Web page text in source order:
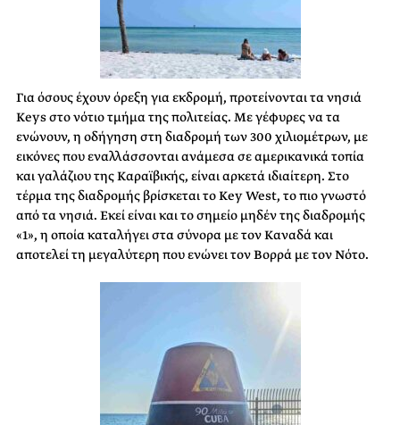
Για όσους έχουν όρεξη για εκδρομή, προτείνονται τα νησιά
Keys στο νότιο τμήμα της πολιτείας. Με γέφυρες να τα
ενώνουν, η οδήγηση στη διαδρομή των 300 χιλιομέτρων, με
εικόνες που εναλλάσσονται ανάμεσα σε αμερικανικά τοπία
και γαλάζιου της Καραϊβικής, είναι αρκετά ιδιαίτερη. Στο
τέρμα της διαδρομής βρίσκεται το Key West, το πιο γνωστό
από τα νησιά. Εκεί είναι και το σημείο μηδέν της διαδρομής
«1», η οποία καταλήγει στα σύνορα με τον Καναδά και
αποτελεί τη μεγαλύτερη που ενώνει τον Βορρά με τον Νότο.